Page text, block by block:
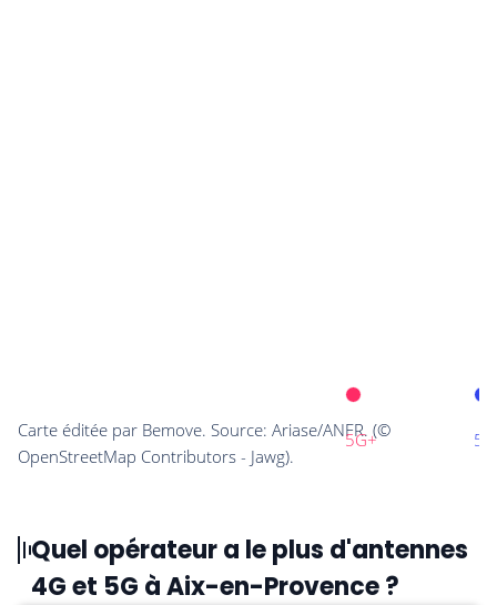
Quel opérateur a le plus d'antennes
4G et 5G à Aix-en-Provence ?